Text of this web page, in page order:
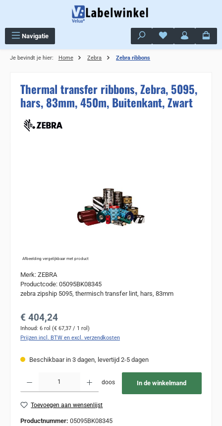
Navigatie Je hebt 0 items op
Je bevindt je hier: Home Zebra Zebra ribbons
Thermal transfer ribbons, Zebra, 5095,
hars, 83mm, 450m, Buitenkant, Zwart
Afbeelding vergelijkbaar met product
Merk: ZEBRA
Productcode: 05095BK08345
zebra zipship 5095, thermisch transfer lint, hars, 83mm
Normale prijs:
€ 404,24
Inhoud: 6 rol (€ 67,37 / 1 rol)
Prijzen incl. BTW en excl. verzendkosten
Beschikbaar in 3 dagen, levertijd 2-5 dagen
doos In de winkelmand
Toevoegen aan wensenlijst
Productnummer: 05095BK08345